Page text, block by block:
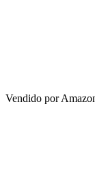
Vendido por